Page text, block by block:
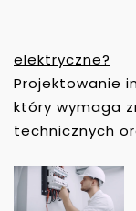
elektryczne?
Projektowanie
który wymaga
technicznych
J
A
W
P
I
S
U